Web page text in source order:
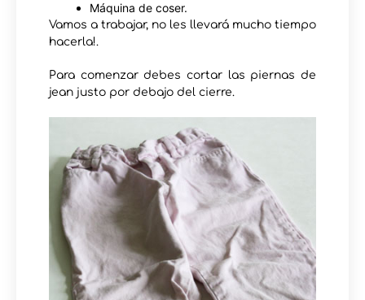
Máquina de coser.
Vamos a trabajar, no les llevará mucho tiempo
hacerla!.
Para comenzar debes cortar las piernas de
jean justo por debajo del cierre.